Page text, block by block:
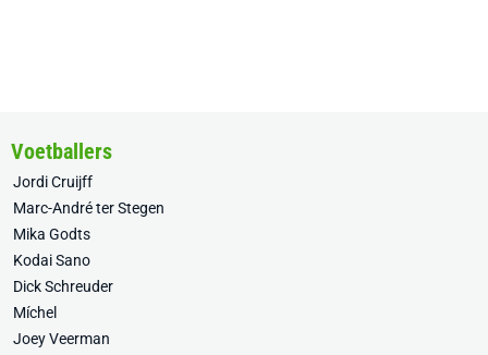
Voetballers
Jordi Cruijff
Marc-André ter Stegen
Mika Godts
Kodai Sano
Dick Schreuder
Míchel
Joey Veerman